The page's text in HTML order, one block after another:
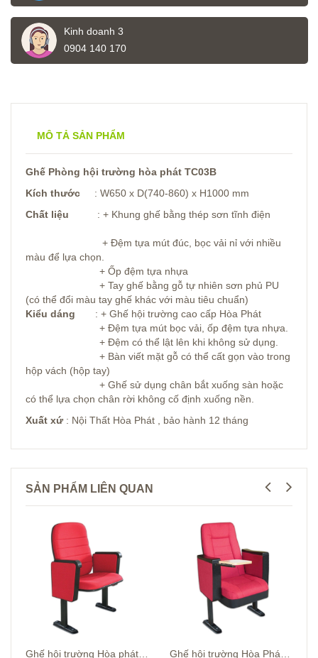
Kinh doanh 3
0904 140 170
MÔ TẢ SẢN PHẨM
Ghế Phòng hội trường hòa phát TC03B
Kích thước : W650 x D(740-860) x H1000 mm
Chất liệu
: + Khung ghế bằng thép sơn tĩnh điện
+ Đệm tựa mút đúc, bọc vải nỉ với nhiều
màu để lựa chọn.
+ Ốp đệm tựa nhựa
+ Tay ghế bằng gỗ tự nhiên sơn phủ PU
(có thể đổi màu tay ghế khác với màu tiêu chuẩn)
Kiểu dáng : + Ghế hội trường cao cấp Hòa Phát
+ Đệm tựa mút bọc vải, ốp đệm tựa nhựa.
+ Đệm có thể lật lên khi không sử dụng.
+ Bàn viết mặt gỗ có thể cất gọn vào trong
hộp vách (hộp tay)
+ Ghế sử dụng chân bắt xuống sàn hoặc
có thể lựa chọn chân rời không cố định xuống nền.
Xuất xứ: Nội Thất Hòa Phát , bảo hành 12 tháng
SẢN PHẨM LIÊN QUAN